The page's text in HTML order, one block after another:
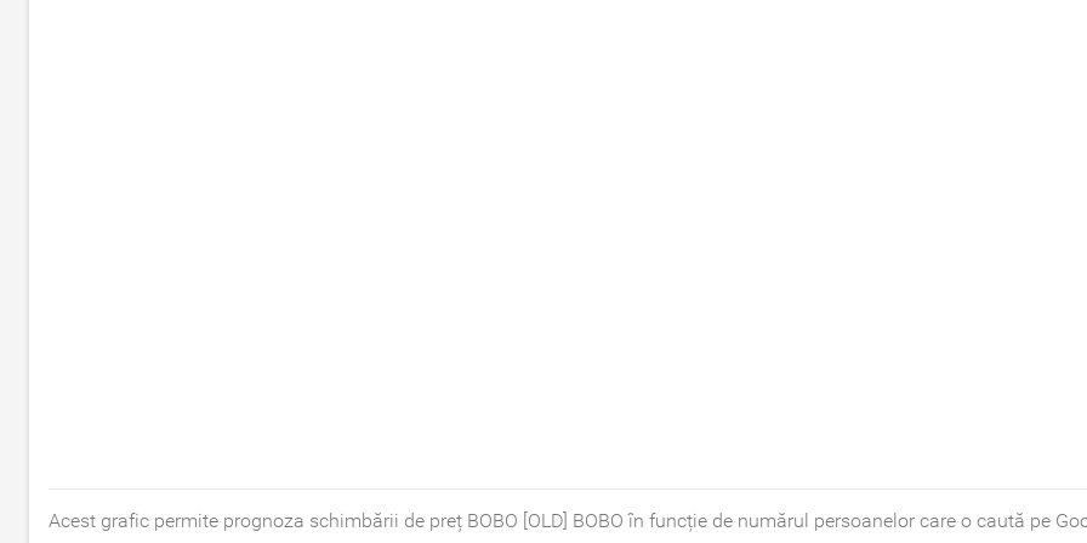
Acest grafic permite prognoza schimbării de preț BOBO [OLD] BOBO în funcție de numărul persoanelor care o caută pe